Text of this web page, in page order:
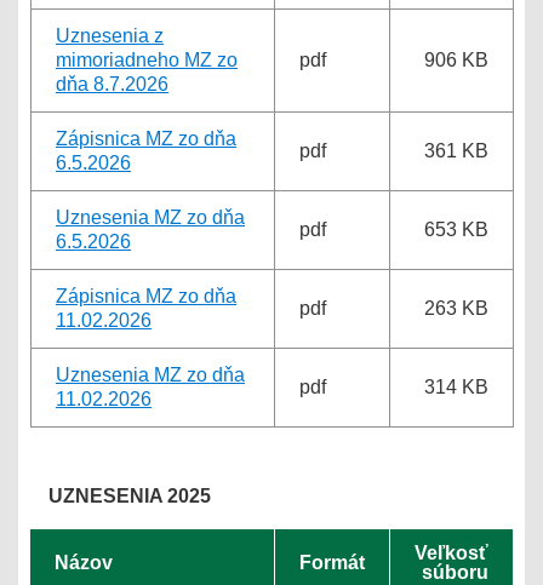
Uznesenia z
mimoriadneho MZ zo
dňa 8.7.2026
pdf 906 KB
Zápisnica MZ zo dňa
6.5.2026
pdf 361 KB
Uznesenia MZ zo dňa
6.5.2026
pdf 653 KB
Zápisnica MZ zo dňa
11.02.2026
pdf 263 KB
Uznesenia MZ zo dňa
11.02.2026
pdf 314 KB
UZNESENIA 2025
Názov Formát
Veľkosť
súboru